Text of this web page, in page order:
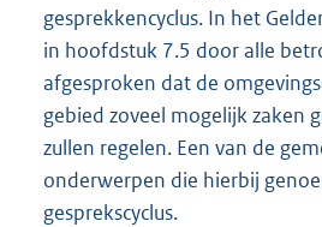
gesprekkencyclus. In het
in hoofdstuk 7.5 door alle
afgesproken dat de
gebied zoveel mogelijk zaken
zullen regelen. Een van de
onderwerpen die hierbij
gesprekscyclus.